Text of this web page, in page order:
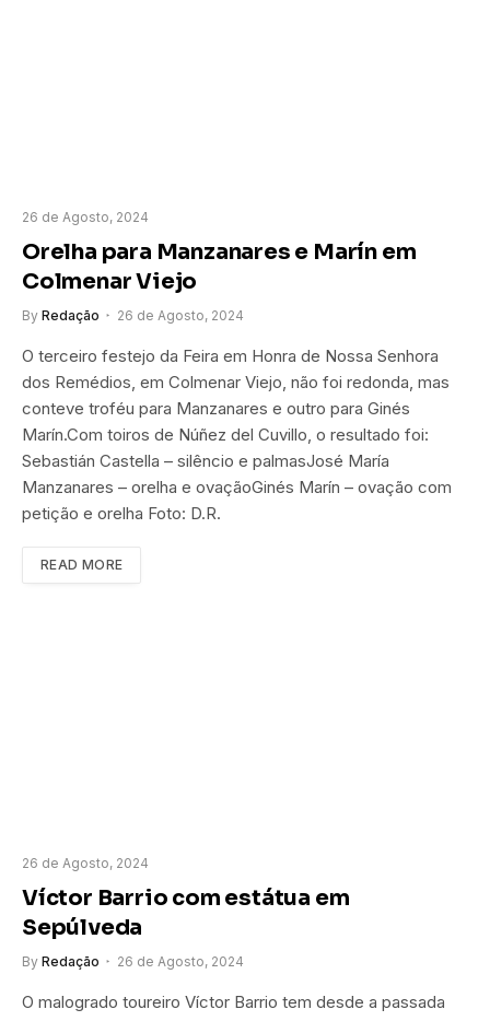
26 de Agosto, 2024
Orelha para Manzanares e Marín em
Colmenar Viejo
By Redação 26 de Agosto, 2024
O terceiro festejo da Feira em Honra de Nossa Senhora
dos Remédios, em Colmenar Viejo, não foi redonda, mas
conteve troféu para Manzanares e outro para Ginés
Marín.Com toiros de Núñez del Cuvillo, o resultado foi:
Sebastián Castella – silêncio e palmasJosé María
Manzanares – orelha e ovaçãoGinés Marín – ovação com
petição e orelha Foto: D.R.
READ MORE
26 de Agosto, 2024
Víctor Barrio com estátua em
Sepúlveda
By Redação 26 de Agosto, 2024
O malogrado toureiro Víctor Barrio tem desde a passada